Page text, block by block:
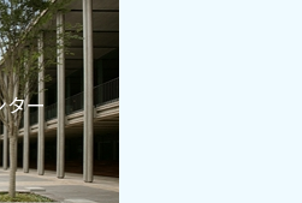
ー